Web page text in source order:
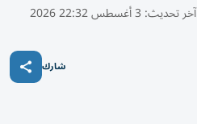
آخر تحديث: 3 أغسطس 22:32 2026
شارك